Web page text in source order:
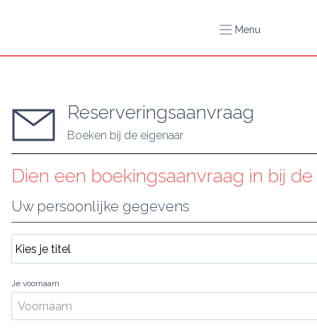
Menu
Reserveringsaanvraag
Boeken bij de eigenaar
Dien een boekingsaanvraag in bij
Uw persoonlijke gegevens
Je voornaam